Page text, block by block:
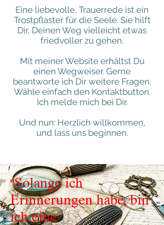
Eine liebevolle, Trauerrede ist ein
Trostpflaster für die Seele. Sie hilft
Dir, Deinen Weg vielleicht etwas
friedvoller zu gehen.
Mit meiner Website erhältst Du
einen Wegweiser. Gerne
beantworte ich Dir weitere Fragen.
Wähle einfach den Kontaktbutton.
Ich melde mich bei Dir.
Und nun: Herzlich willkommen,
und lass uns beginnen.
"Solange ich
Erinnerungen habe, bin
ich eine